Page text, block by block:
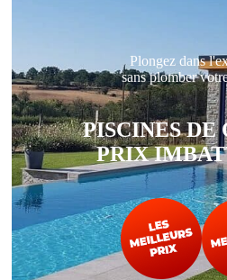
Plongez dans
sans plomber
PISCINES
PRIX